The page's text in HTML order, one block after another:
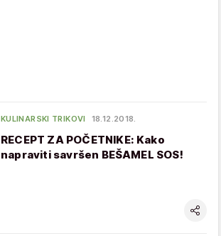
KULINARSKI TRIKOVI 18.12.2018.
RECEPT ZA POČETNIKE: Kako
napraviti savršen BEŠAMEL SOS!